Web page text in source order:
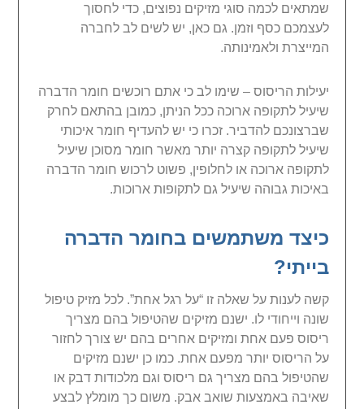
שמתאים לכמה סוגי מזיקים נפוצים, כדי לחסוך
לעצמכם כסף וזמן. גם כאן, יש לשים לב לחברה
המייצרת ולאמינותה.
יעילות הריסוס – שימו לב כי אתם רוכשים חומר הדברה
שיעיל לתקופה ארוכה ככל הניתן, כמובן בהתאם לחרק
שברצונכם להדביר. זכרו כי יש להעדיף חומר איכותי
שיעיל לתקופה קצרה יותר מאשר חומר מסוכן שיעיל
לתקופה ארוכה או לחלופין, פשוט לרכוש חומר הדברה
באיכות גבוהה שיעיל גם לתקופות ארוכות.
כיצד משתמשים בחומר הדברה
בייתי?
קשה לענות על שאלה זו “על רגל אחת”. לכל מזיק טיפול
שונה וייחודי לו. ישנם מזיקים שהטיפול בהם מצריך
ריסוס פעם אחת ומזיקים אחרים בהם יש צורך לחזור
על הריסוס יותר מפעם אחת. כמו כן ישנם מזיקים
שהטיפול בהם מצריך גם ריסוס וגם מלכודות דבק או
שאיבה באמצעות שואב אבק. משום כך מומלץ לבצע